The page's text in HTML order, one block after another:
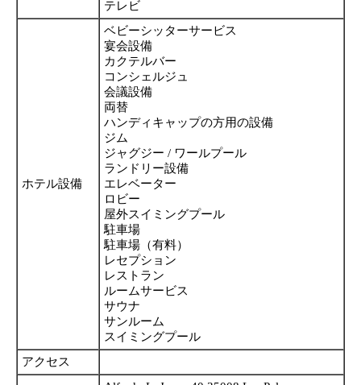
テレビ
ホテル設備
ベビーシッターサービス
宴会設備
カクテルバー
コンシェルジュ
会議設備
両替
ハンディキャップの方用の設備
ジム
ジャグジー / ワールプール
ランドリー設備
エレベーター
ロビー
屋外スイミングプール
駐車場
駐車場（有料）
レセプション
レストラン
ルームサービス
サウナ
サンルーム
スイミングプール
アクセス